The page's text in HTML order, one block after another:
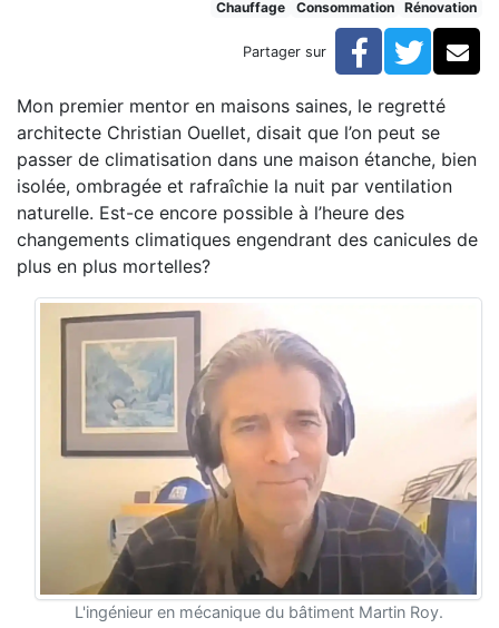
Thermopompes : des subventions mais bien des
Chauffage
Consommation Rénovation
Partager sur Facebook
Mon premier mentor en maisons saines, le regretté
architecte Christian Ouellet, disait que l’on peut se
passer de climatisation dans une maison étanche, bien
isolée, ombragée et rafraîchie la nuit par ventilation
naturelle. Est-ce encore possible à l’heure des
changements climatiques engendrant des canicules de
plus en plus mortelles?
L'ingénieur en mécanique du bâtiment Martin Roy.